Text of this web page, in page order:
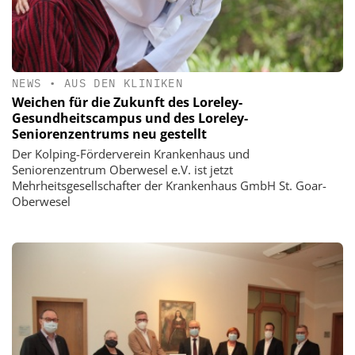
NEWS • AUS DEN KLINIKEN
Weichen für die Zukunft des Loreley-
Gesundheitscampus und des Loreley-
Seniorenzentrums neu gestellt
Der Kolping-Förderverein Krankenhaus und
Seniorenzentrum Oberwesel e.V. ist jetzt
Mehrheitsgesellschafter der Krankenhaus GmbH St. Goar-
Oberwesel